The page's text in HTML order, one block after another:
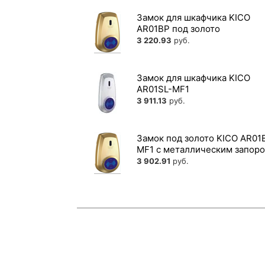
Замок для шкафчика KICO
AR01BP под золото
3 220.93 руб.
Замок для шкафчика KICO
AR01SL-MF1
3 911.13 руб.
Замок под золото KICO
MF1 с металлическим
3 902.91 руб.